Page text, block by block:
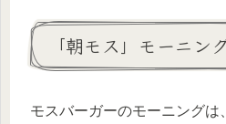
「朝モス」モーニン
モスバーガーのモーニングは、